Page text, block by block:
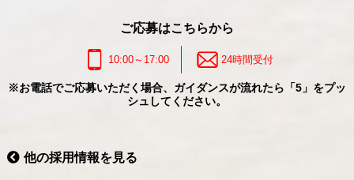
ご応募はこちらから
10:00～17:00 24時間受付
※お電話でご応募いただく場合、ガイダンスが流れたら「5」をプッ
シュしてください。
他の採用情報を見る